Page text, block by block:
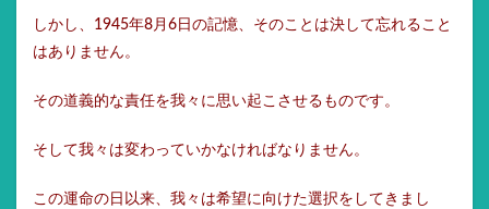
しかし、1945年8月6日の記憶、そのことは決して忘れること
はありません。
その道義的な責任を我々に思い起こさせるものです。
そして我々は変わっていかなければなりません。
この運命の日以来、我々は希望に向けた選択をしてきまし